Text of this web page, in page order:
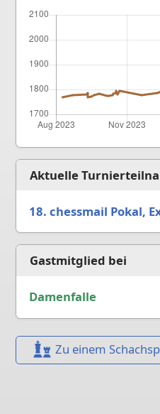
Aktuelle
18. chessmail Pokal,
Gastmitglied bei
Damenfalle
Zu einem